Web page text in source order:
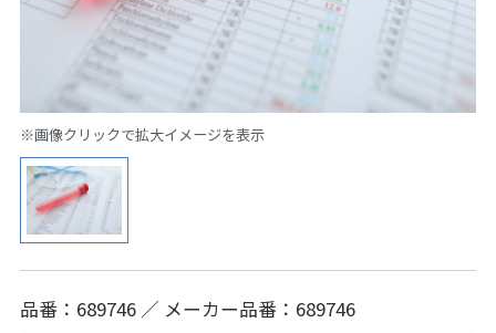
※画像クリックで拡大イメージを表示
品番：689746 ／ メーカー品番：689746